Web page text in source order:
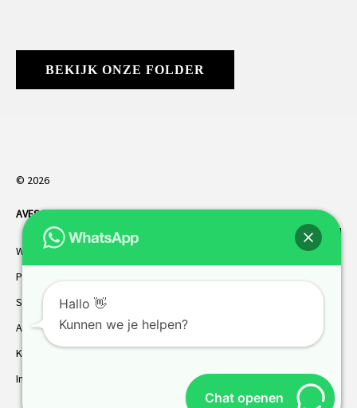
BEKIJK ONZE FOLDER
© 2026
AVES HORREN. Alle rechten voorbehouden.
Webdesign Vanoo Media
Privacybeleid
Sitemap
AVES garantie
Klantenservice
Inmeten
Chat openen
Hallo 👋
Kunnen we je helpen?